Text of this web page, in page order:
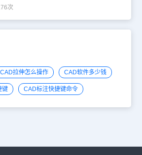
次
CAD拉伸怎么操作 CAD软件多少钱
键 CAD标注快捷键命令